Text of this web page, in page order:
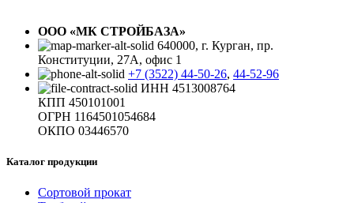
ООО «МК СТРОЙБАЗА»
640000, г. Курган, пр.
Конституции, 27А, офис 1
+7 (3522) 44-50-26, 44-52-96
ИНН 4513008764
КПП 450101001
ОГРН 1164501054684
ОКПО 03446570
Каталог продукции
Сортовой прокат